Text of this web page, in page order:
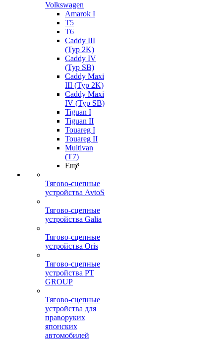
Volkswagen
Amarok I
T5
T6
Caddy III
(Typ 2K)
Caddy IV
(Typ SB)
Caddy Maxi
III (Typ 2K)
Caddy Maxi
IV (Typ SB)
Tiguan I
Tiguan II
Touareg I
Touareg II
Multivan
(T7)
Ещё
Тягово-сцепные
устройства AvtoS
Тягово-сцепные
устройства Galia
Тягово-сцепные
устройства Oris
Тягово-сцепные
устройства PT
GROUP
Тягово-сцепные
устройства для
праворуких
японских
автомобилей